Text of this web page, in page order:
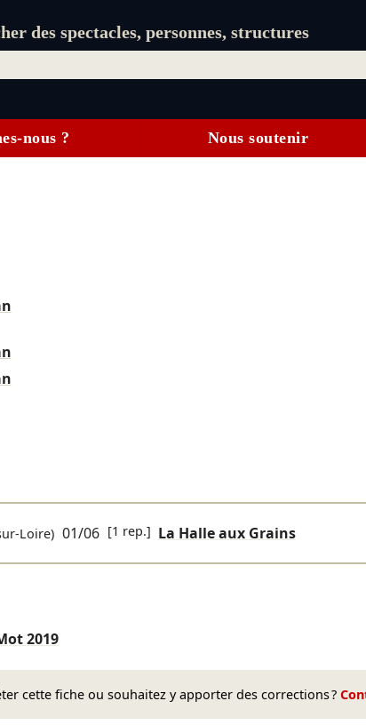
des spectacles, personnes, structures
nous ? Nous soutenir
Loire) 01/06 [1 rep.] La Halle aux Grains
2019
cette fiche ou souhaitez y apporter des corrections ?